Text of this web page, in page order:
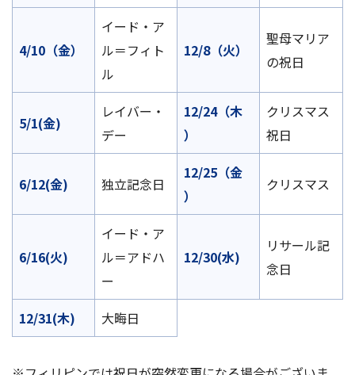
4/10（金）
イード・ア
ル＝フィト
ル
12/8（火）
聖母マリア
の祝日
5/1(金)
レイバー・
デー
12/24（木
）
クリスマス
祝日
6/12(金) 独立記念日
12/25（金
）
クリスマス
6/16(火)
イード・ア
ル＝アドハ
ー
12/30(水)
リサール記
念日
12/31(木) 大晦日